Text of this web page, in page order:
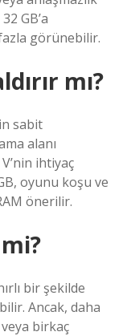
GB’a
görünebilir.
mı?
sabit
alanı
ihtiyaç
oyunu koşu ve
önerilir.
bir şekilde
Ancak, daha
birkaç